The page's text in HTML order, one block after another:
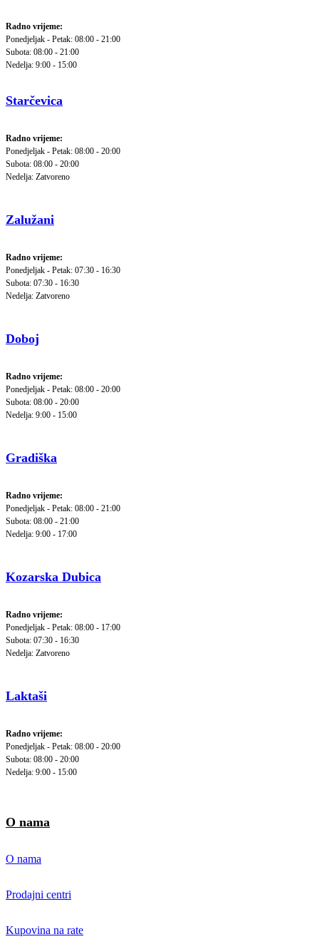
Radno vrijeme:
Ponedjeljak - Petak: 08:00 - 21:00
Subota: 08:00 - 21:00
Nedelja: 9:00 - 15:00
Starčevica
Radno vrijeme:
Ponedjeljak - Petak: 08:00 - 20:00
Subota: 08:00 - 20:00
Nedelja: Zatvoreno
Zalužani
Radno vrijeme:
Ponedjeljak - Petak: 07:30 - 16:30
Subota: 07:30 - 16:30
Nedelja: Zatvoreno
Doboj
Radno vrijeme:
Ponedjeljak - Petak: 08:00 - 20:00
Subota: 08:00 - 20:00
Nedelja: 9:00 - 15:00
Gradiška
Radno vrijeme:
Ponedjeljak - Petak: 08:00 - 21:00
Subota: 08:00 - 21:00
Nedelja: 9:00 - 17:00
Kozarska Dubica
Radno vrijeme:
Ponedjeljak - Petak: 08:00 - 17:00
Subota: 07:30 - 16:30
Nedelja: Zatvoreno
Laktaši
Radno vrijeme:
Ponedjeljak - Petak: 08:00 - 20:00
Subota: 08:00 - 20:00
Nedelja: 9:00 - 15:00
O nama
O nama
Prodajni centri
Kupovina na rate